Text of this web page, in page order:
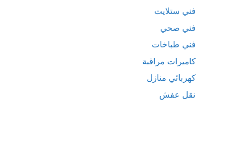
فني ستلايت
فني صحي
فني طباخات
كاميرات مراقبة
كهربائي منازل
نقل عفش